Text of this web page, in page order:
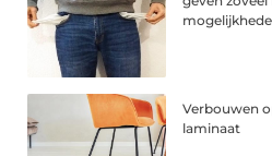
Verbouwen
laminaat